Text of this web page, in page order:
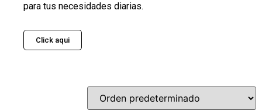
para tus necesidades diarias.
Click aqui